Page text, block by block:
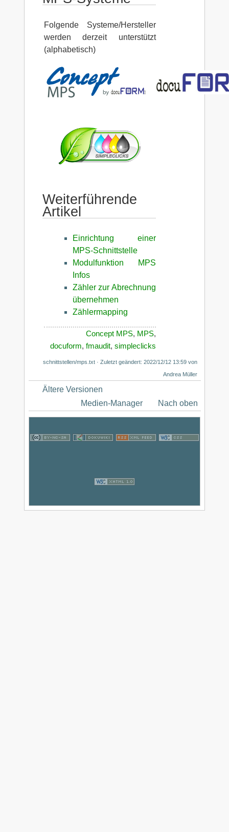
Folgende Systeme/Hersteller
werden derzeit unterstützt
(alphabetisch)
Weiterführende
Artikel
Einrichtung einer
MPS-Schnittstelle
Modulfunktion MPS
Infos
Zähler zur Abrechnung
übernehmen
Zählermapping
Concept MPS, MPS,
docuform, fmaudit, simpleclicks
schnittstellen/mps.txt · Zuletzt geändert: 2022/12/12 13:59 von
Andrea Müller
Ältere Versionen
Medien-Manager
Nach oben